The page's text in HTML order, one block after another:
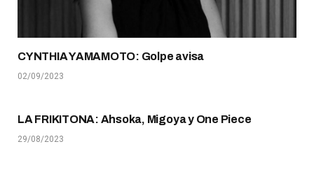
CYNTHIA YAMAMOTO: Golpe avisa
02/09/2023
LA FRIKITONA: Ahsoka, Migoya y One Piece
29/08/2023